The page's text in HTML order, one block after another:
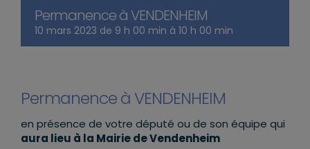
Permanence à VENDENHEIM
10 mars 2023 de 9 h 00 min à 10 h 00 min
Permanence à VENDENHEIM
en présence de votre député ou de son équipe qui
aura lieu à la Mairie de Vendenheim